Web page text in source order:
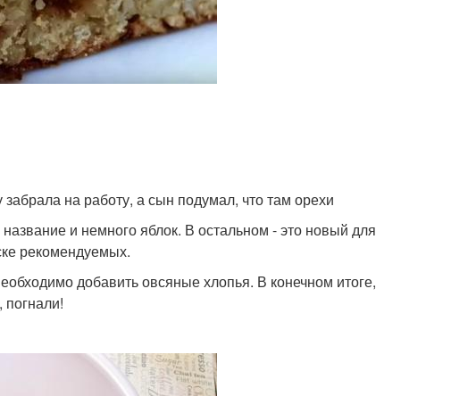
на работу, а сын подумал, что там орехи
и немного яблок. В остальном - это новый для
рекомендуемых.
добавить овсяные хлопья. В конечном итоге,